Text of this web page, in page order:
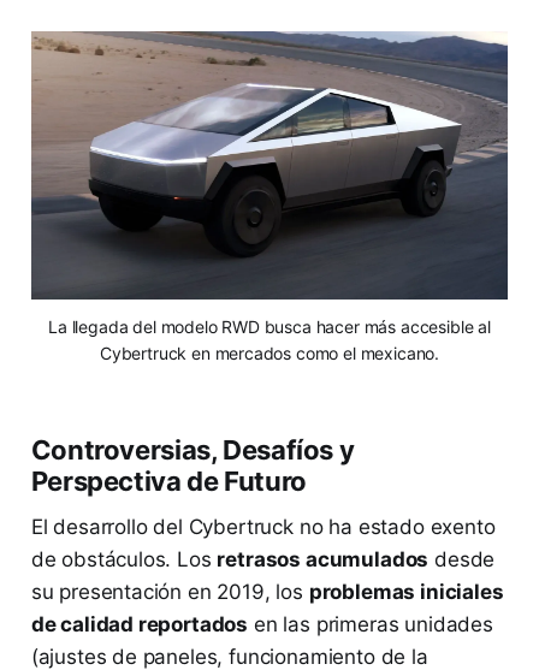
La llegada del modelo RWD busca hacer más accesible al
Cybertruck en mercados como el mexicano.
Controversias, Desafíos y
Perspectiva de Futuro
El desarrollo del Cybertruck no ha estado exento
de obstáculos. Los retrasos acumulados desde
su presentación en 2019, los problemas iniciales
de calidad reportados en las primeras unidades
(ajustes de paneles, funcionamiento de la